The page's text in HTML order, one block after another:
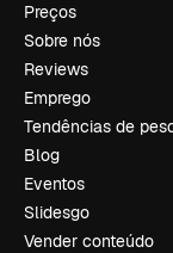
Preços
Sobre nós
Reviews
Emprego
Tendências de
Blog
Eventos
Slidesgo
Vender conteúdo